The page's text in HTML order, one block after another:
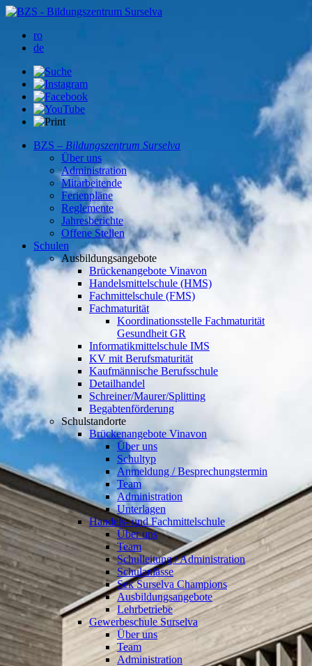
ro
de
BZS – Bildungszentrum Surselva
Über uns
Administration
Mitarbeitende
Ferienpläne
Reglemente
Jahresberichte
Offene Stellen
Schulen
Ausbildungsangebote
Brückenangebote Vinavon
Handelsmittelschule (HMS)
Fachmittelschule (FMS)
Fachmaturität
Koordinationsstelle Fachmaturität
Gesundheit GR
Informatikmittelschule IMS
KV mit Berufsmaturität
Kaufmännische Berufsschule
Detailhandel
Schreiner/Maurer/Splitting
Begabtenförderung
Schulstandorte
Brückenangebote Vinavon
Über uns
Schultyp
Anmeldung / Besprechungstermin
Team
Administration
Unterlagen
Handels- und Fachmittelschule
Über uns
Team
Schulleitung / Administration
Schulanlässe
Sek Surselva Champions
Ausbildungsangebote
Lehrbetriebe
Gewerbeschule Surselva
Über uns
Team
Administration